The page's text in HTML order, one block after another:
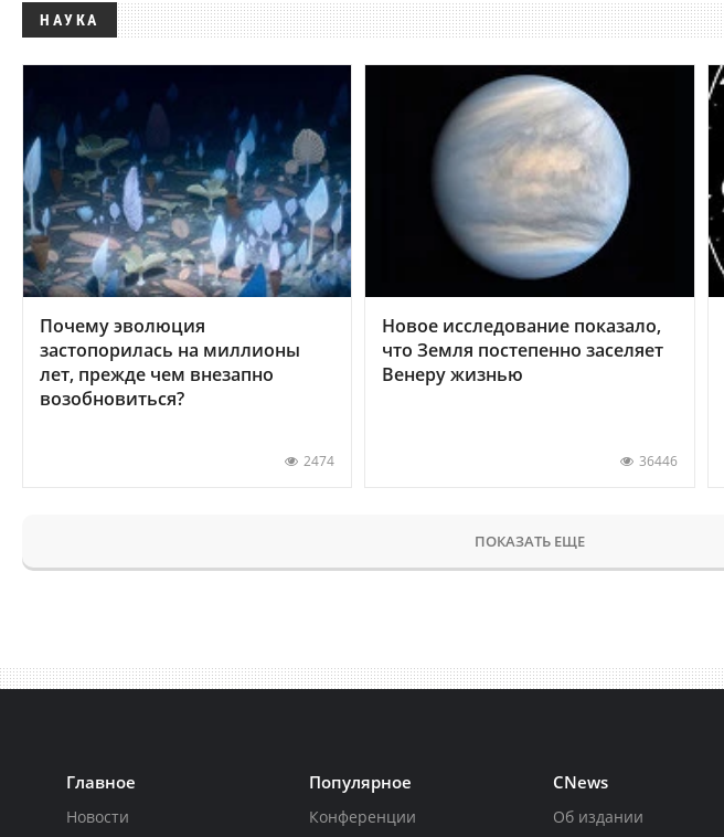
НАУКА
Почему эволюция
застопорилась на миллионы
лет, прежде чем внезапно
возобновиться?
2474
Новое исследование показало,
что Земля постепенно заселяет
Венеру жизнью
36446
ПОКАЗАТЬ ЕЩЕ
Главное
Новости
Популярное
Конференции
CNews
Об издании